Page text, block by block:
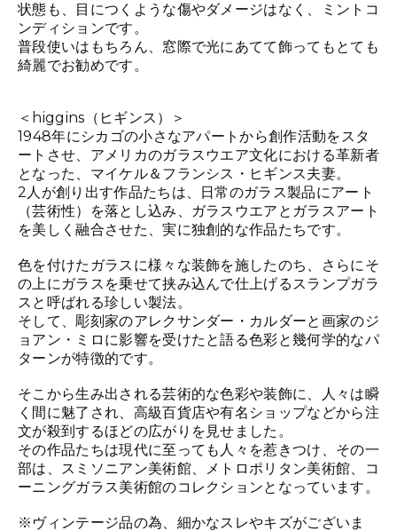
状態も、目につくような傷やダメージはなく、ミントコ
ンディションです。
普段使いはもちろん、窓際で光にあてて飾ってもとても
綺麗でお勧めです。
＜higgins（ヒギンス）＞
1948年にシカゴの小さなアパートから創作活動をスタ
ートさせ、アメリカのガラスウエア文化における革新者
となった、マイケル＆フランシス・ヒギンス夫妻。
2人が創り出す作品たちは、日常のガラス製品にアート
（芸術性）を落とし込み、ガラスウエアとガラスアート
を美しく融合させた、実に独創的な作品たちです。
色を付けたガラスに様々な装飾を施したのち、さらにそ
の上にガラスを乗せて挟み込んで仕上げるスランプガラ
スと呼ばれる珍しい製法。
そして、彫刻家のアレクサンダー・カルダーと画家のジ
ョアン・ミロに影響を受けたと語る色彩と幾何学的なパ
ターンが特徴的です。
そこから生み出される芸術的な色彩や装飾に、人々は瞬
く間に魅了され、高級百貨店や有名ショップなどから注
文が殺到するほどの広がりを見せました。
その作品たちは現代に至っても人々を惹きつけ、その一
部は、スミソニアン美術館、メトロポリタン美術館、コ
ーニングガラス美術館のコレクションとなっています。
※ヴィンテージ品の為、細かなスレやキズがございま